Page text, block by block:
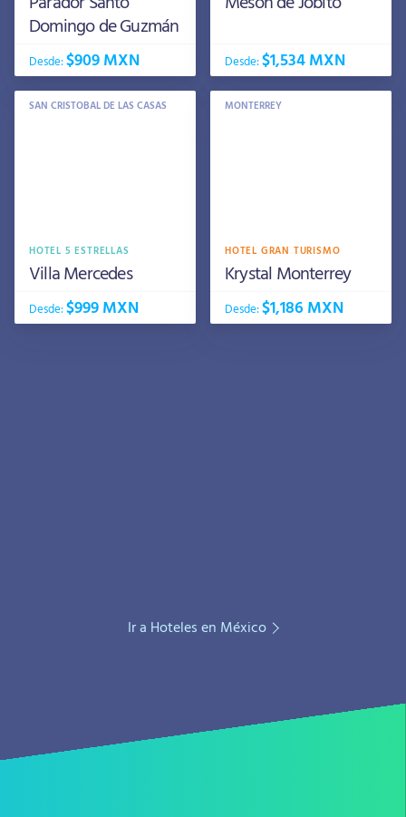
Domingo de Guzmán
Desde:$909 MXN Desde:$1,534 MXN
SAN CRISTOBAL DE LAS CASAS
HOTEL 5 ESTRELLAS
Villa Mercedes
Desde:$999 MXN
MONTERREY
HOTEL GRAN TURISMO
Krystal Monterrey
Desde:$1,186 MXN
Ir a Hoteles en México